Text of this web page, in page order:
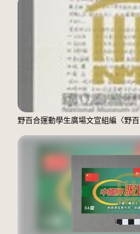
野百合運動學生廣場文宣組編〈野